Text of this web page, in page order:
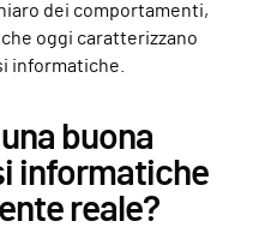
dei comportamenti,
oggi caratterizzano
informatiche.
buona
informatiche
reale?